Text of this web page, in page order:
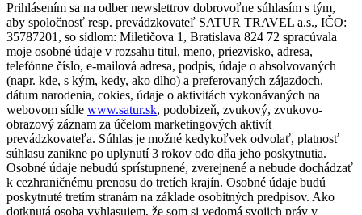
Prihlásením sa na odber newslettrov dobrovoľne súhlasím s tým,
aby spoločnosť resp. prevádzkovateľ SATUR TRAVEL a.s., IČO:
35787201, so sídlom: Miletičova 1, Bratislava 824 72 spracúvala
moje osobné údaje v rozsahu titul, meno, priezvisko, adresa,
telefónne číslo, e-mailová adresa, podpis, údaje o absolvovaných
(napr. kde, s kým, kedy, ako dlho) a preferovaných zájazdoch,
dátum narodenia, cokies, údaje o aktivitách vykonávaných na
webovom sídle www.satur.sk, podobizeň, zvukový, zvukovo-
obrazový záznam za účelom marketingových aktivít
prevádzkovateľa. Súhlas je možné kedykoľvek odvolať, platnosť
súhlasu zanikne po uplynutí 3 rokov odo dňa jeho poskytnutia.
Osobné údaje nebudú sprístupnené, zverejnené a nebude dochádzať
k cezhraničnému prenosu do tretích krajín. Osobné údaje budú
poskytnuté tretím stranám na základe osobitných predpisov. Ako
dotknutá osoba vyhlasujem, že som si vedomá svojich práv v